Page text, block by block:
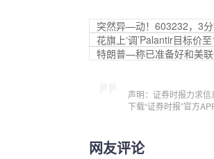
突然异—动！603232，3
花旗上‘调’Palantir目标价
特朗普—称已准备好和美
声明：证券时报力求
下载“证券时报”官方
网友评论